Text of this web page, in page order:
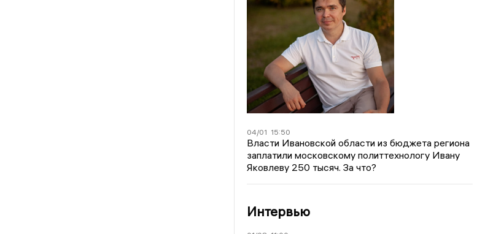
04/01 15:50
Власти Ивановской области из бюджета региона
заплатили московскому политтехнологу Ивану
Яковлеву 250 тысяч. За что?
Интервью